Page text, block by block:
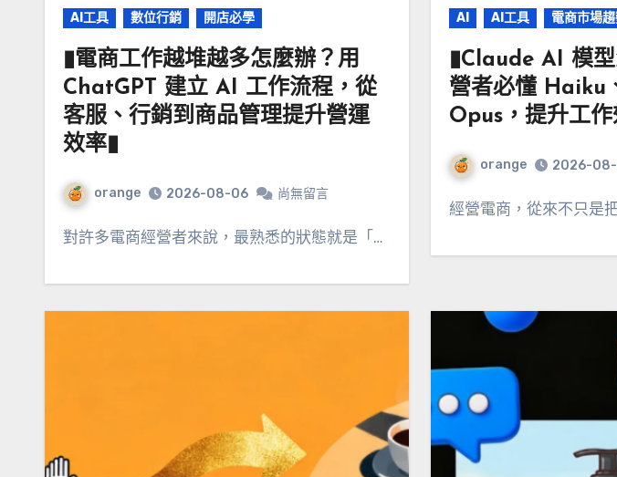
AI工具 數位行銷 開店必學
▮電商工作越堆越多怎麼辦？用
ChatGPT 建立 AI 工作流程，從
客服、行銷到商品管理提升營運
效率▮
orange 2026-08-06 尚無留言
對許多電商經營者來說，最熟悉的狀態就是「…
AI AI工具 電商市場
▮Claude AI 模
營者必懂 Haiku
Opus，提升工作
orange 2026-
經營電商，從來不只